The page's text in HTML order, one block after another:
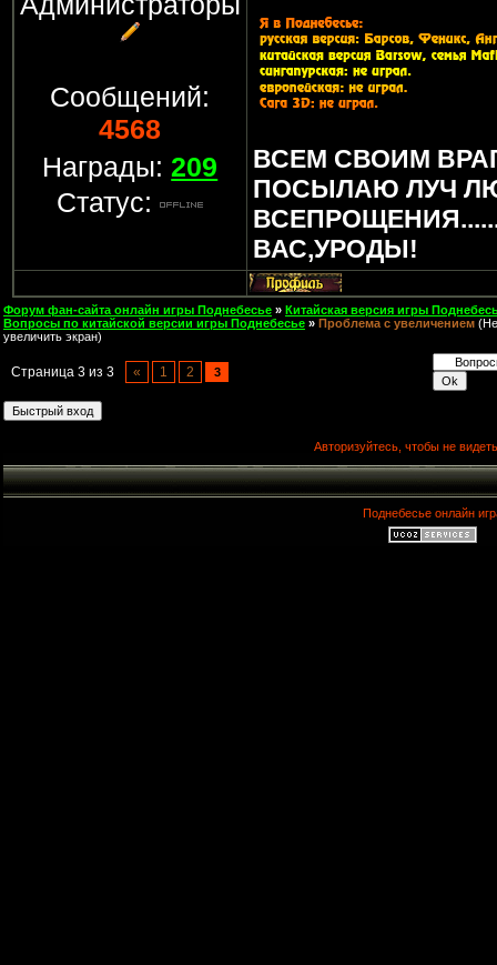
Сообщений:
4568
Награды:209
Статус:
ВСЕМ СВОИМ
ПОСЫЛАЮ ЛУЧ
ВАС,УРОДЫ!
Форум фан-сайта онлайн игры Поднебесье » Китайская версия игры
Вопросы по китайской версии игры Поднебесье » Проблема с увеличением
увеличить экран)
Страница 3 из 3 « 1 2 3
Авторизуйтесь, чтобы не
Поднебесье онлайн